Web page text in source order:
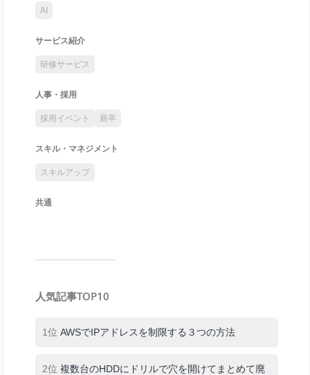
AI
サービス紹介
研修サービス
人事・採用
採用イベント 新卒
スキル・マネジメント
スキルアップ
共通
人気記事TOP10
1位 AWSでIPアドレスを制限する３つの方法
2位 複数台のHDDにドリルで穴を開けてまとめて廃